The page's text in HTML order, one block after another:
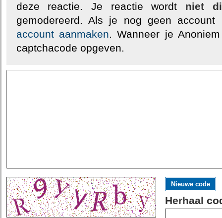
deze reactie. Je reactie wordt niet
gemodereerd. Als je nog geen
account aanmaken. Wanneer je
captchacode opgeven.
Nieuwe code
Herhaal